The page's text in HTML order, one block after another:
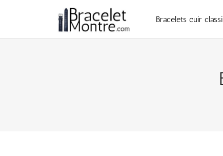
Bracelets cuir